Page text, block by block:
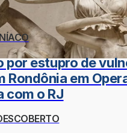
por estupro de
Rondônia em
com o RJ